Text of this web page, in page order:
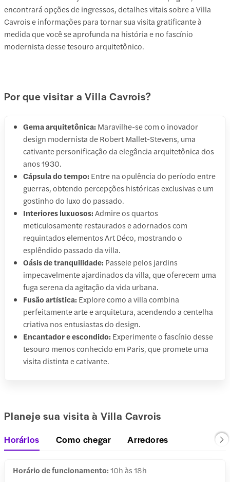
encontrará opções de ingressos, detalhes vitais sobre a Villa
Cavrois e informações para tornar sua visita gratificante à
medida que você se aprofunda na história e no fascínio
modernista desse tesouro arquitetônico.
Por que visitar a Villa Cavrois?
Gema arquitetônica: Maravilhe-se com o inovador
design modernista de Robert Mallet-Stevens, uma
cativante personificação da elegância arquitetônica dos
anos 1930.
Cápsula do tempo: Entre na opulência do período entre
guerras, obtendo percepções históricas exclusivas e um
gostinho do luxo do passado.
Interiores luxuosos:Admire os quartos
meticulosamente restaurados e adornados com
requintados elementos Art Déco, mostrando o
esplêndido passado da villa.
Oásis de tranquilidade: Passeie pelos jardins
impecavelmente ajardinados da villa, que oferecem uma
fuga serena da agitação da vida urbana.
Fusão artística: Explore como a villa combina
perfeitamente arte e arquitetura, acendendo a centelha
criativa nos entusiastas do design.
Encantador e escondido: Experimente o fascínio desse
tesouro menos conhecido em Paris, que promete uma
visita distinta e cativante.
Planeje sua visita à Villa Cavrois
Horários Como chegar Arredores
Horário de funcionamento:10h às 18h